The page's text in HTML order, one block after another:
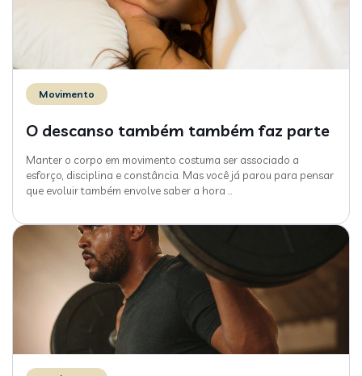
Movimento
O descanso também também faz parte
Manter o corpo em movimento costuma ser associado a
esforço, disciplina e constância. Mas você já parou para pensar
que evoluir também envolve saber a hora …